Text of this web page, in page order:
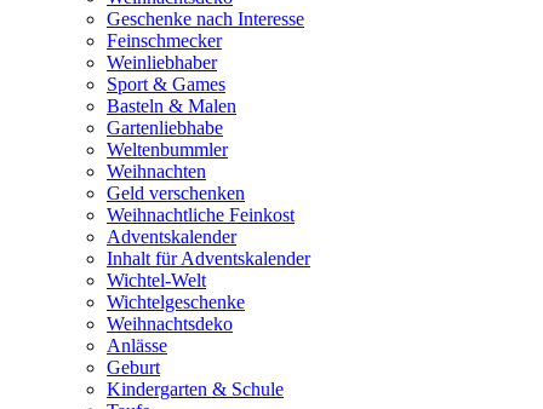
Geschenke nach Interesse
Feinschmecker
Weinliebhaber
Sport & Games
Basteln & Malen
Gartenliebhabe
Weltenbummler
Weihnachten
Geld verschenken
Weihnachtliche Feinkost
Adventskalender
Inhalt für Adventskalender
Wichtel-Welt
Wichtelgeschenke
Weihnachtsdeko
Anlässe
Geburt
Kindergarten & Schule